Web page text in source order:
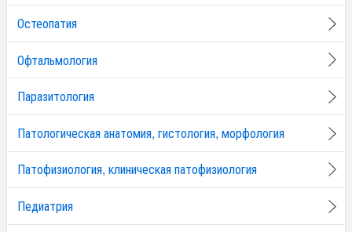
Остеопатия
Офтальмология
Паразитология
Патологическая анатомия, гистология, морфология
Патофизиология, клиническая патофизиология
Педиатрия